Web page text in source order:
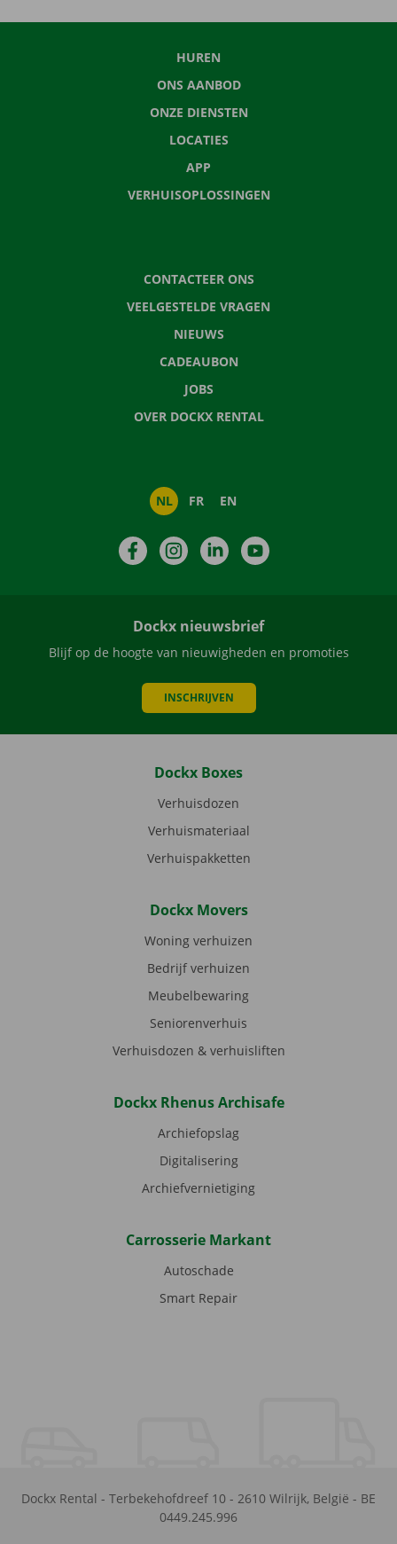
HUREN
ONS AANBOD
ONZE DIENSTEN
LOCATIES
APP
VERHUISOPLOSSINGEN
CONTACTEER ONS
VEELGESTELDE VRAGEN
NIEUWS
CADEAUBON
JOBS
OVER DOCKX RENTAL
NL FR EN
FacebookInstagramLinkedIn
Dockx nieuwsbrief
Blijf op de hoogte van nieuwigheden en promoties
INSCHRIJVEN
Dockx Boxes
Verhuisdozen
Verhuismateriaal
Verhuispakketten
Dockx Movers
Woning verhuizen
Bedrijf verhuizen
Meubelbewaring
Seniorenverhuis
Verhuisdozen & verhuisliften
Dockx Rhenus Archisafe
Archiefopslag
Digitalisering
Archiefvernietiging
Carrosserie Markant
Autoschade
Smart Repair
Dockx Rental - Terbekehofdreef 10 - 2610 Wilrijk, België - BE
0449.245.996